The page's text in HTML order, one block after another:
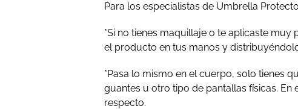
Para los especialistas de Umbrella
*Si no tienes maquillaje o te aplicaste muy
el producto en tus manos y
*Pasa lo mismo en el cuerpo, solo tienes
guantes u otro tipo de pantallas físicas.
respecto.